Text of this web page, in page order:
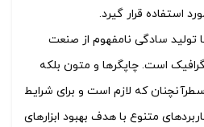
استفاده قرار گیرد.
تولید سادگی نامفهوم از صنعت
است. چاپگرها و متون بلکه
که لازم است و برای شرایط
متنوع با هدف بهبود ابزارهای